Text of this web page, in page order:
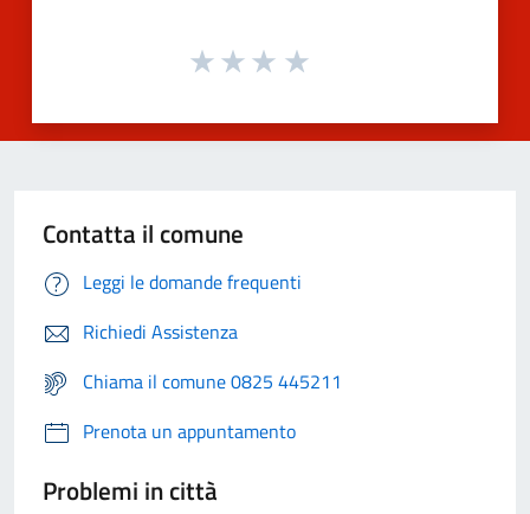
Contatta il comune
Leggi le domande frequenti
Richiedi Assistenza
Chiama il comune 0825 445211
Prenota un appuntamento
Problemi in città